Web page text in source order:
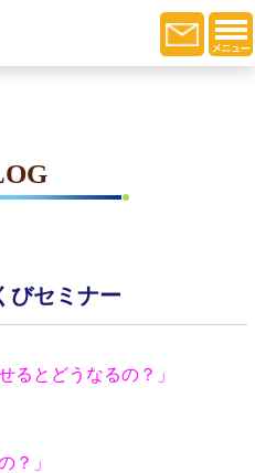
セミナー
るとどうなるの？」
？」